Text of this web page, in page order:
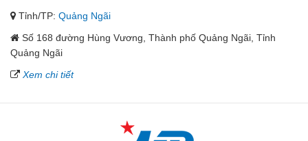
Tỉnh/TP: Quảng Ngãi
Số 168 đường Hùng Vương, Thành phố Quảng Ngãi, Tỉnh
Quảng Ngãi
Xem chi tiết